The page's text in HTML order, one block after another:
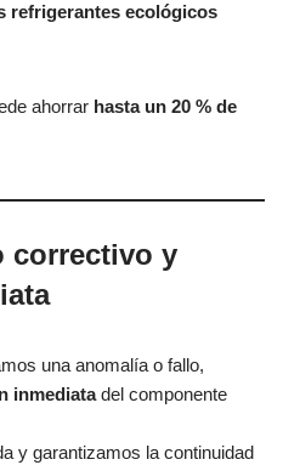
refrigerantes ecológicos
ahorrar hasta un 20 % de
correctivo y
una anomalía o fallo,
inmediatadel componente
y garantizamos la continuidad